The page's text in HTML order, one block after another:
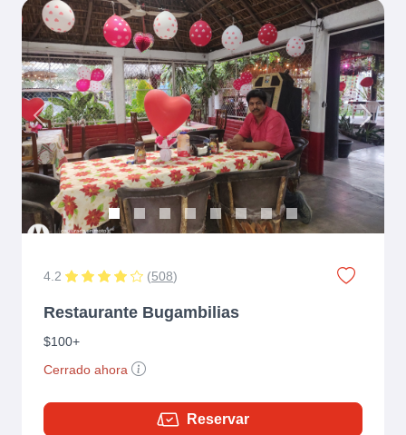
Previous Next
4.2 (508)
Restaurante Bugambilias
$100+
Cerrado ahora
Reservar